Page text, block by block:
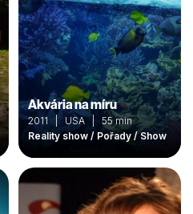
Akvária na míru
2011 | USA | 55 min
Reality show / Pořady / Show